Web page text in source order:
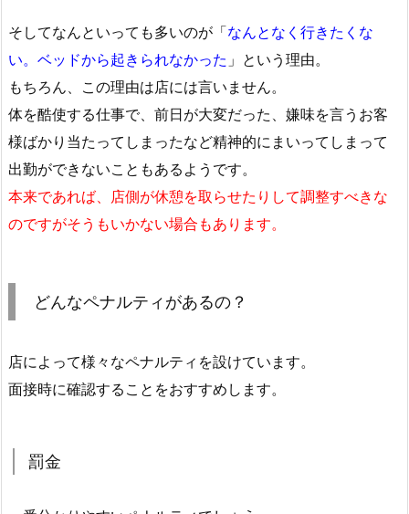
そしてなんといっても多いのが「なんとなく行きたくな
い。ベッドから起きられなかった 」という理由。
もちろん、この理由は店には言いません。
体を酷使する仕事で、前日が大変だった、嫌味を言うお客
様ばかり当たってしまったなど精神的にまいってしまって
出勤ができないこともあるようです。
本来であれば、店側が休憩を取らせたりして調整すべきな
のですがそうもいかない場合もあります。
どんなペナルティがあるの？
店によって様々なペナルティを設けています。
面接時に確認することをおすすめします。
罰金